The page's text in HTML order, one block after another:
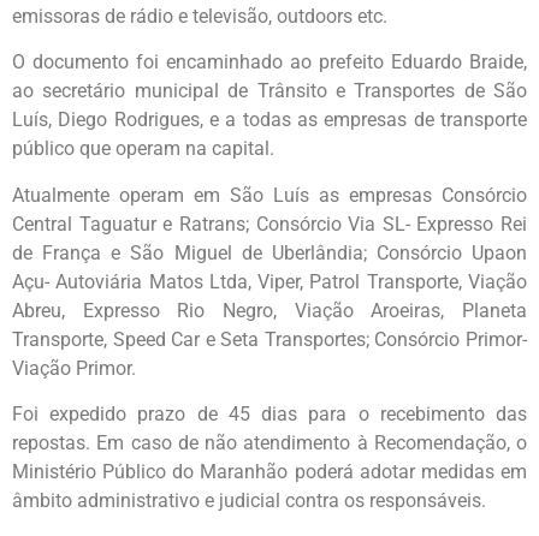
emissoras de rádio e televisão, outdoors etc.
O documento foi encaminhado ao prefeito Eduardo Braide,
ao secretário municipal de Trânsito e Transportes de São
Luís, Diego Rodrigues, e a todas as empresas de transporte
público que operam na capital.
Atualmente operam em São Luís as empresas Consórcio
Central Taguatur e Ratrans; Consórcio Via SL- Expresso Rei
de França e São Miguel de Uberlândia; Consórcio Upaon
Açu- Autoviária Matos Ltda, Viper, Patrol Transporte, Viação
Abreu, Expresso Rio Negro, Viação Aroeiras, Planeta
Transporte, Speed Car e Seta Transportes; Consórcio Primor-
Viação Primor.
Foi expedido prazo de 45 dias para o recebimento das
repostas. Em caso de não atendimento à Recomendação, o
Ministério Público do Maranhão poderá adotar medidas em
âmbito administrativo e judicial contra os responsáveis.